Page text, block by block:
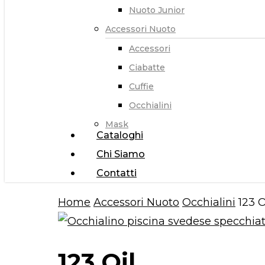
Nuoto Junior
Accessori Nuoto
Accessori
Ciabatte
Cuffie
Occhialini
Mask
Cataloghi
Chi Siamo
Contatti
Home Accessori Nuoto Occhialini 123